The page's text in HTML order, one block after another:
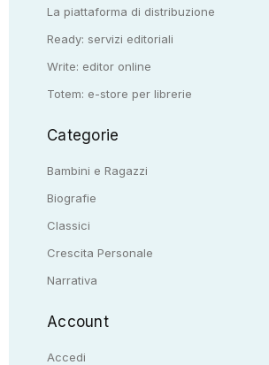
La piattaforma di distribuzione
Ready: servizi editoriali
Write: editor online
Totem: e-store per librerie
Categorie
Bambini e Ragazzi
Biografie
Classici
Crescita Personale
Narrativa
Account
Accedi